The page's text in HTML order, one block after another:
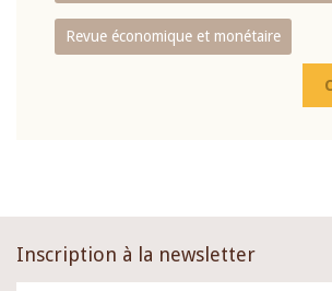
Revue économique et monétaire
Inscription à la newsletter